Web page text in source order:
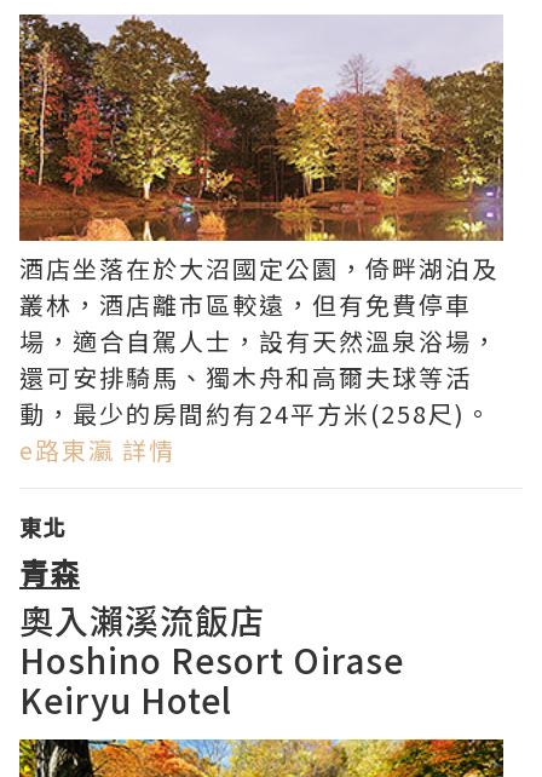
酒店坐落在於大沼國定公園，倚畔湖泊及
叢林，酒店離市區較遠，但有免費停車
場，適合自駕人士，設有天然溫泉浴場，
還可安排騎馬、獨木舟和高爾夫球等活
動，最少的房間約有24平方米(258尺)。
e路東瀛 詳情
東北
青森
奧入瀨溪流飯店
Hoshino Resort Oirase
Keiryu Hotel